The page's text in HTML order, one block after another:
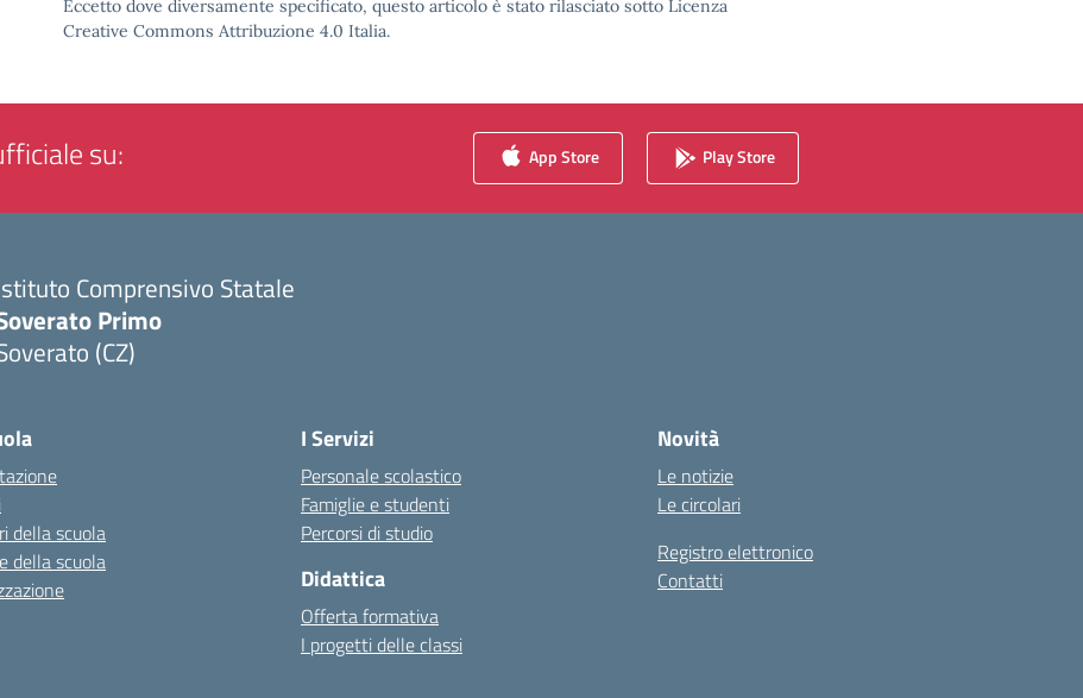
Eccetto dove diversamente specificato, questo articolo è stato rilasciato sotto Licenza
Creative Commons Attribuzione 4.0 Italia.
su: App Store Play Store
Comprensivo Statale
Primo
(CZ)
della scuola
della scuola
I Servizi
Personale scolastico
Famiglie e studenti
Percorsi di studio
Didattica
Offerta formativa
I progetti delle classi
Novità
Le notizie
Le circolari
Registro elettronico
Contatti